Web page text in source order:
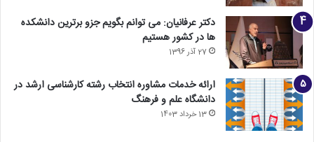
دکتر عرفانیان: می توانم بگویم جزو برترین دانشکده
ها در کشور هستیم
27 آذر 1396
ارائه خدمات مشاوره انتخاب رشته کارشناسی ارشد در
دانشگاه علم و فرهنگ
13 خرداد 1403